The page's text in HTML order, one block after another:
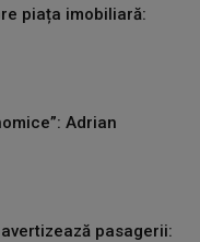
piața imobiliară:
Adrian
pasagerii: